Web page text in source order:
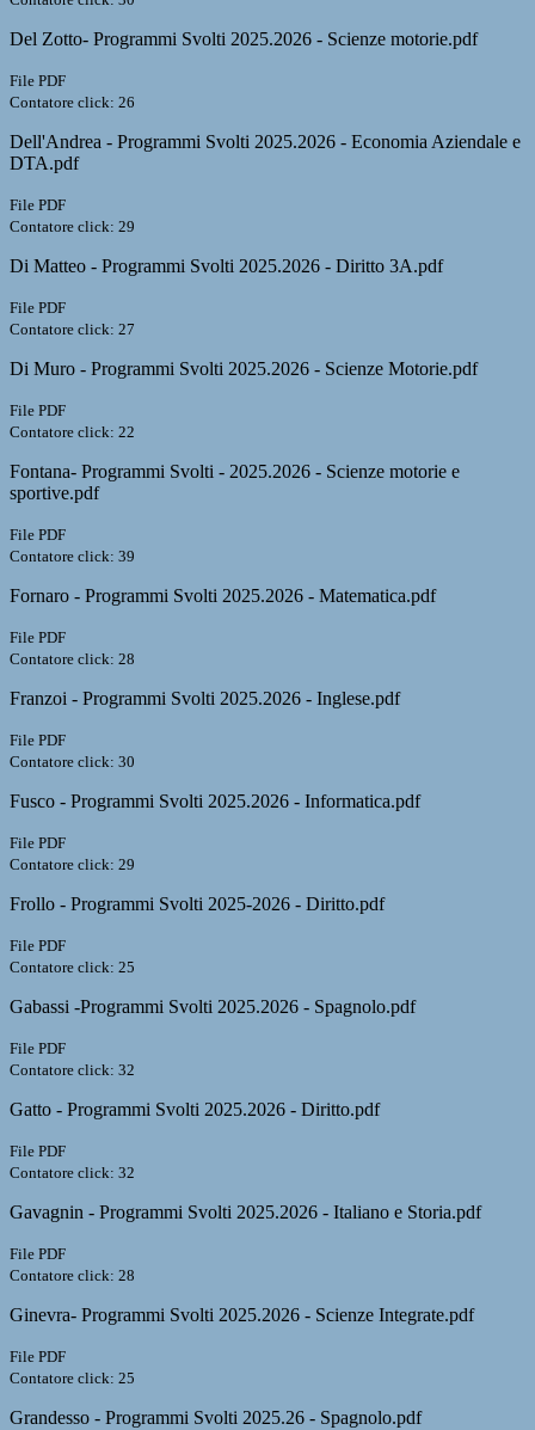
Del Zotto- Programmi Svolti 2025.2026 - Scienze motorie.pdf
File PDF
Contatore click: 26
Dell'Andrea - Programmi Svolti 2025.2026 - Economia Aziendale e
DTA.pdf
File PDF
Contatore click: 29
Di Matteo - Programmi Svolti 2025.2026 - Diritto 3A.pdf
File PDF
Contatore click: 27
Di Muro - Programmi Svolti 2025.2026 - Scienze Motorie.pdf
File PDF
Contatore click: 22
Fontana- Programmi Svolti - 2025.2026 - Scienze motorie e
sportive.pdf
File PDF
Contatore click: 39
Fornaro - Programmi Svolti 2025.2026 - Matematica.pdf
File PDF
Contatore click: 28
Franzoi - Programmi Svolti 2025.2026 - Inglese.pdf
File PDF
Contatore click: 30
Fusco - Programmi Svolti 2025.2026 - Informatica.pdf
File PDF
Contatore click: 29
Frollo - Programmi Svolti 2025-2026 - Diritto.pdf
File PDF
Contatore click: 25
Gabassi -Programmi Svolti 2025.2026 - Spagnolo.pdf
File PDF
Contatore click: 32
Gatto - Programmi Svolti 2025.2026 - Diritto.pdf
File PDF
Contatore click: 32
Gavagnin - Programmi Svolti 2025.2026 - Italiano e Storia.pdf
File PDF
Contatore click: 28
Ginevra- Programmi Svolti 2025.2026 - Scienze Integrate.pdf
File PDF
Contatore click: 25
Grandesso - Programmi Svolti 2025.26 - Spagnolo.pdf